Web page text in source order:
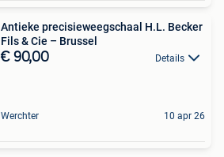
Antieke precisieweegschaal H.L. Becker
Fils & Cie – Brussel
€ 90,00 Details
Werchter 10 apr 26